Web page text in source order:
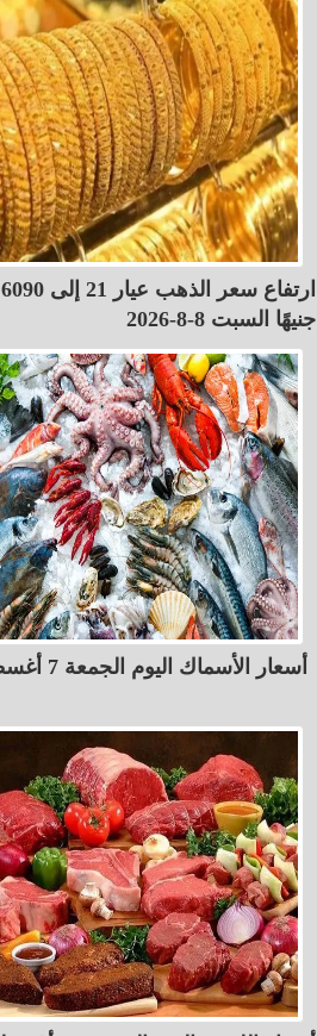
ارتفاع سعر الذهب عيار 21 إلى 6090
جنيهًا السبت 8-8-2026
أسعار الأسماك اليوم الجمعة 7 أغسطس